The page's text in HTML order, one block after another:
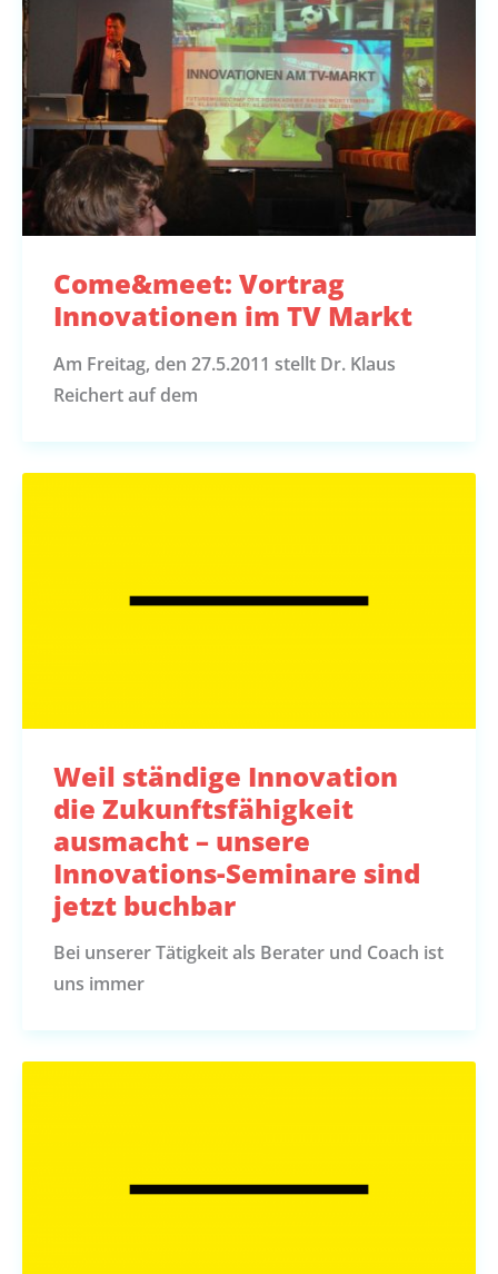
Come&meet: Vortrag
Innovationen im TV Markt
Am Freitag, den 27.5.2011 stellt Dr. Klaus
Reichert auf dem
Weil ständige Innovation
die Zukunftsfähigkeit
ausmacht – unsere
Innovations-Seminare sind
jetzt buchbar
Bei unserer Tätigkeit als Berater und Coach ist
uns immer